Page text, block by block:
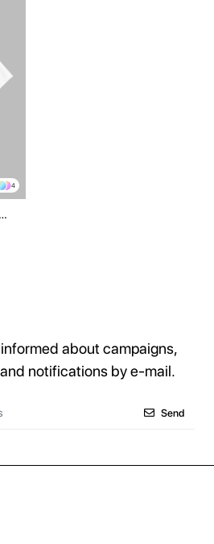
4
about campaigns,
notifications by e-mail.
Send